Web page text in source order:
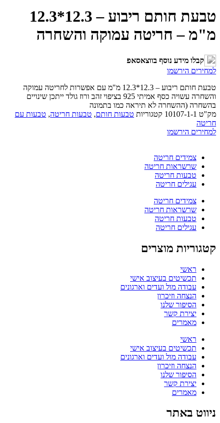
טבעת חותם ריבוע – 12.3*12.3
מ"מ – חריטה עמוקה והשחרה
קבלו מידע נוסף בווצאסאפ
למחירים הירשמו
טבעת חותם ריבוע – 12.3*12.3 מ"מ עם אפשרות לחריטה עמוקה
והשחרה עשויה כסף אמיתי 925 בציפוי זהב ורוז גולד ייתכן שינויים
בהשחרה (ההשחרה לא תיראה כמו בתמונה
מק"ט 10107-1-1 קטגוריות טבעות חותם, טבעות חריטה, טבעות עם
חריטה
למחירים הירשמו
צמידים חריטה
שרשראות חריטה
טבעות חריטה
עגילים חריטה
צמידים חריטה
שרשראות חריטה
טבעות חריטה
עגילים חריטה
קטגוריות מוצרים
ראשי
תכשיטים בעיצוב אישי
עבודה מול ועדים וארגונים
הנצחה וזיכרון
הסיפור שלנו
יצירת קשר
מאמרים
ראשי
תכשיטים בעיצוב אישי
עבודה מול ועדים וארגונים
הנצחה וזיכרון
הסיפור שלנו
יצירת קשר
מאמרים
ניווט באתר